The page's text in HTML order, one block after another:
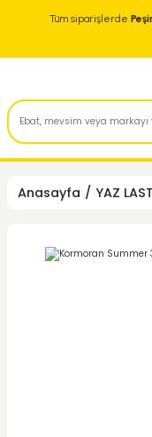
Tüm siparişlerde
Anasayfa YAZ